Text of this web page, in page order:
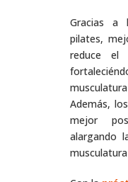
Gracias a
pilates,
reduce el
Además,
mejor
alargando